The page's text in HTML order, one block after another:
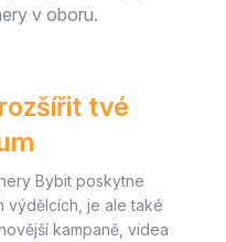
v oboru.
tvé
Bybit poskytne
výdělcích, je ale také
kampaně, videa